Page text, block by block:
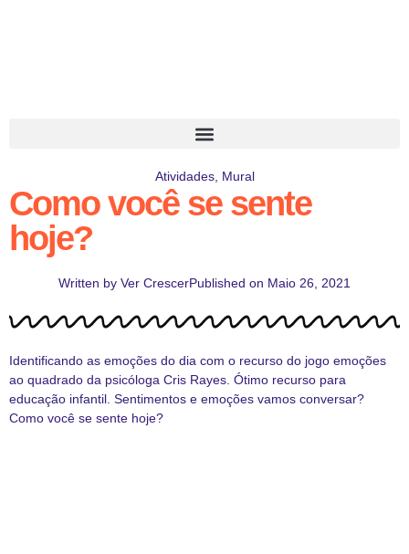
Atividades, Mural
Como você se sente
hoje?
Written by Ver CrescerPublished on Maio 26, 2021
Identificando as emoções do dia com o recurso do jogo emoções
ao quadrado da psicóloga Cris Rayes. Ótimo recurso para
educação infantil. Sentimentos e emoções vamos conversar?
Como você se sente hoje?